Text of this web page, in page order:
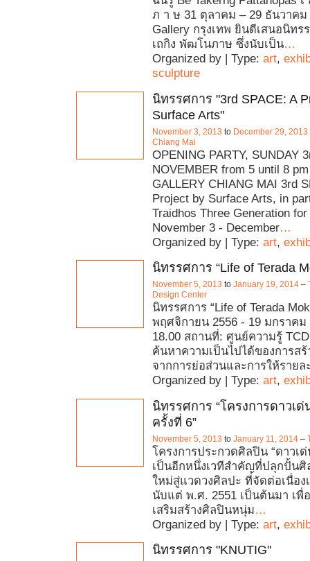
ภ า ษ 31 ตุลาคม – 29 ธันวาคม
Gallery กรุงเทพ ยินดีเสนอนิทร
เถกิง พัฒโนภาษ ซึ่งนับเป็น…
Organized by | Type: art,
sculpture
นิทรรศการ "3rd SPACE: A
Surface Arts"
November 3, 2013 to December 29, 2013
Chiang Mai
OPENING PARTY, SUNDAY
NOVEMBER from 5 until 8
GALLERY CHIANG MAI 3rd
Project by Surface Arts, in
Traidhos Three Generation
November 3 - December…
Organized by | Type: art,
นิทรรศการ “Life of Terada
November 5, 2013 to January 19, 2014 –
Design Center
นิทรรศการ “Life of Terada
พฤศจิกายน 2556 - 19 มกราคม
18.00 สถานที่: ศูนย์ความรู้
ค้นหาความเป็นไปได้ของการสร้
จากการย่อส่วนและการให้รายล
Organized by | Type: art,
นิทรรศการ “โครงการดาวเ
ครั้งที่ 6”
November 5, 2013 to January 11, 2014 –
โครงการประกวดศิลปิน “ดาวเด่
เป็นอีกหนึ่งเวทีสำคัญที่ปลุกปั้น
ใหม่สู่แวดวงศิลปะ ที่จัดต่อเนื่อง
นับแต่ พ.ศ. 2551 เป็นต้นมา เพื่
เสริมสร้างศิลปินหนุ่ม…
Organized by | Type: art,
นิทรรศการ "KNUTIG"